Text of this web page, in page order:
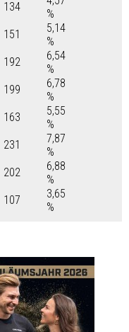
134
%
151
5,14
%
192
6,54
%
199
6,78
%
163
5,55
%
231
7,87
%
202
6,88
%
107
3,65
%